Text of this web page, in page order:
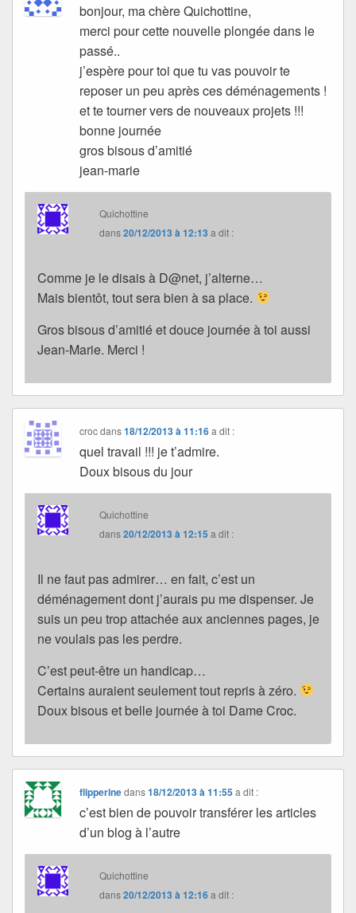
bonjour, ma chère Quichottine,
merci pour cette nouvelle plongée dans le
passé..
j’espère pour toi que tu vas pouvoir te
reposer un peu après ces déménagements !
et te tourner vers de nouveaux projets !!!
bonne journée
gros bisous d’amitié
jean-marie
Quichottine
dans20/12/2013 à 12:13 a dit :
Comme je le disais à D@net, j’alterne…
Mais bientôt, tout sera bien à sa place.
Gros bisous d’amitié et douce journée à toi aussi
Jean-Marie. Merci !
crocdans18/12/2013 à 11:16 a dit :
quel travail !!! je t’admire.
Doux bisous du jour
Quichottine
dans20/12/2013 à 12:15 a dit :
Il ne faut pas admirer… en fait, c’est un
déménagement dont j’aurais pu me dispenser. Je
suis un peu trop attachée aux anciennes pages, je
ne voulais pas les perdre.
C’est peut-être un handicap…
Certains auraient seulement tout repris à zéro.
Doux bisous et belle journée à toi Dame Croc.
flipperinedans18/12/2013 à 11:55 a dit :
c’est bien de pouvoir transférer les articles
d’un blog à l’autre
Quichottine
dans20/12/2013 à 12:16a dit :